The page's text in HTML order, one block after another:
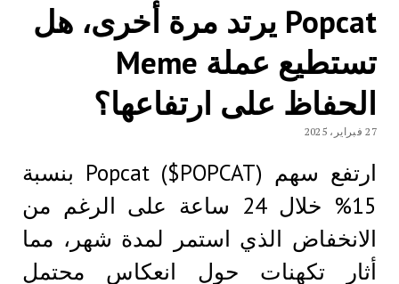
Popcat يرتد مرة أخرى، هل
تستطيع عملة Meme
الحفاظ على ارتفاعها؟
27 فبراير، 2025
ارتفع سهم Popcat ($POPCAT) بنسبة
15% خلال 24 ساعة على الرغم من
الانخفاض الذي استمر لمدة شهر، مما
أثار تكهنات حول انعكاس محتمل